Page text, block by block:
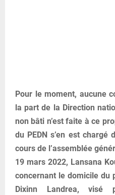
Pour le moment, aucune
la part de la Direction
non bâti n’est faite à ce
du PEDN s’en est chargé
cours de l’assemblée
19 mars 2022, Lansana
concernant le domicile du
Dixinn Landrea, visé